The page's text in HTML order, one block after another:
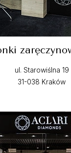
ul. Starowiślna 19
31-038 Kraków